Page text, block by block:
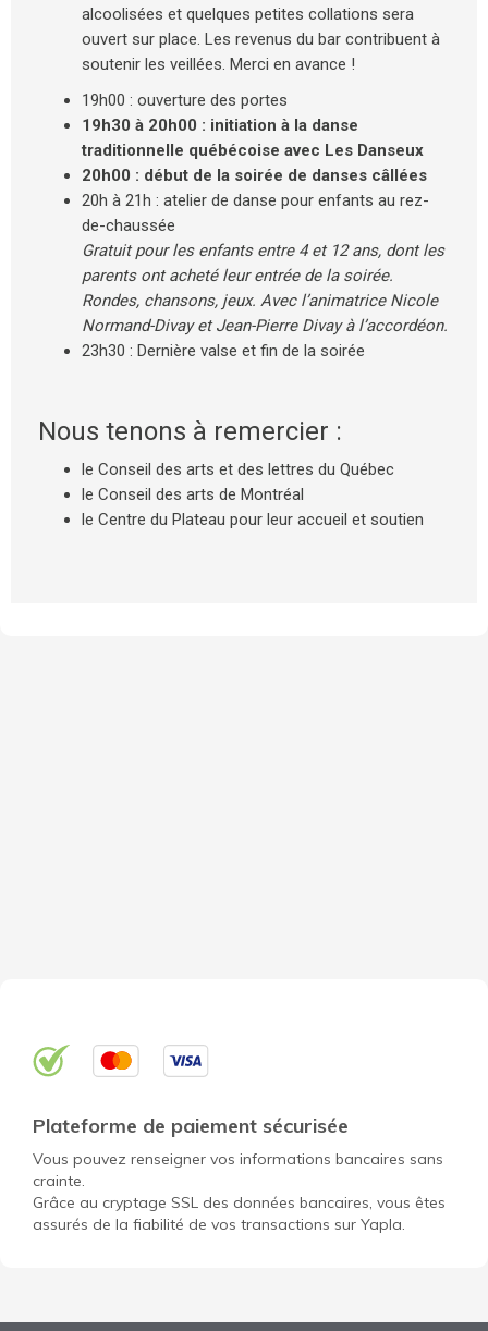
alcoolisées et quelques petites collations sera
ouvert sur place. Les revenus du bar contribuent à
soutenir les veillées. Merci en avance !
19h00 : ouverture des portes
19h30 à 20h00 : initiation à la danse
traditionnelle québécoise avec Les Danseux
20h00 : début de la soirée de danses câllées
20h à 21h : atelier de danse pour enfants au rez-
de-chaussée
Gratuit pour les enfants entre 4 et 12 ans, dont les
parents ont acheté leur entrée de la soirée.
Rondes, chansons, jeux. Avec l’animatrice Nicole
Normand-Divay et Jean-Pierre Divay à l’accordéon.
23h30 : Dernière valse et fin de la soirée
Nous tenons à remercier :
le Conseil des arts et des lettres du Québec
le Conseil des arts de Montréal
le Centre du Plateau pour leur accueil et soutien
Plateforme de paiement sécurisée
Vous pouvez renseigner vos informations bancaires sans
crainte.
Grâce au cryptage SSL des données bancaires, vous êtes
assurés de la fiabilité de vos transactions sur Yapla.